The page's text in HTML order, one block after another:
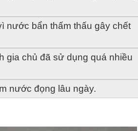
nước bẩn thấm thấu gây chết
gia chủ đã sử dụng quá nhiều
nước đọng lâu ngày.